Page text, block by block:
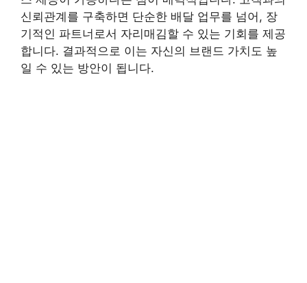
신뢰관계를 구축하면 단순한 배달 업무를 넘어, 장
기적인 파트너로서 자리매김할 수 있는 기회를 제공
합니다. 결과적으로 이는 자신의 브랜드 가치도 높
일 수 있는 방안이 됩니다.